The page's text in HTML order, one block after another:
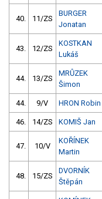
40. 11/ZS
BURGER
Jonatan
43. 12/ZS
KOSTKAN
Lukáš
44. 13/ZS
MRŮZEK
Šimon
44. 9/V HRON Robin
46. 14/ZS KOMIŠ Jan
47. 10/V
KOŘÍNEK
Martin
48. 15/ZS
DVORNÍK
Štěpán